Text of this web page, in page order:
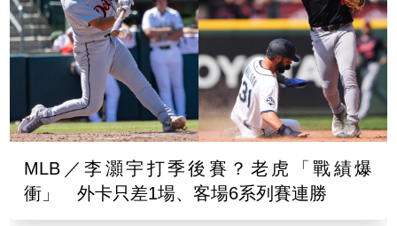
MLB／李灝宇打季後賽？老虎「戰績爆
衝」 外卡只差1場、客場6系列賽連勝